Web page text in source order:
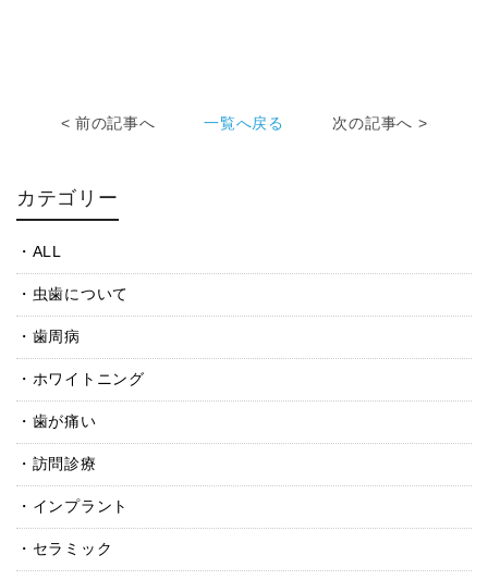
< 前の記事へ 一覧へ戻る 次の記事へ >
カテゴリー
ALL
虫歯について
歯周病
ホワイトニング
歯が痛い
訪問診療
インプラント
セラミック